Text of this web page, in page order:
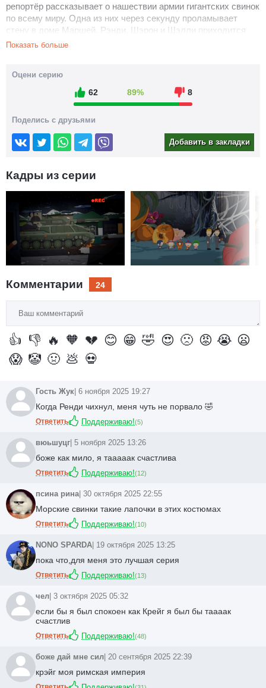
репортёр рассказывает о нашествии армии гигантских свинок
по всему миру. Одна из них через секунду проламывает
стену в доме Маршей. Рэнди, Шэрон и Шэлли приходится
бежать в поломанный автобус.
бродят где-то у подножия горы в Андах. Весь путь они
размышляют о недавних событиях и вскоре сходятся во
мнении, что идея о встрече в Перу была глупа и ошибочна.
Разговор прерывается поистине чудесным зрелищем — все
вместе натыкаются на гигантское поле, на котором растут
фрукты небывалой величины и стоят соты размером с
двухэтажные дома. Ошалев от увиденного, они не замечают
остаются одни посреди смертельно опасного места.
Выживет ли семья Маршей? Смогут ли дети вернуться в
Саус Парк? Кто победит армию исполинских морских
свинок? Узнаем, досмотрев самую судьбоносную серию 12
сезона до конца.
Показать больше
Оцени серию
62 89% 8
Поделись с друзьями
Добавить в закладки
Кадры из серии
Комментарии 24
комментарий
👍 👎 🔥 🧡 💔 😊 😁 🤣 😍 🙁 😡 😭 😦
😱 🤡 🤢 💩 💀
Гость Жук | 6 ноября 2025 19:27
Когда Ренди чихнул, меня чуть не порвало 🤣
Ответить Поддерживаю!(5)
вюьшуцг | 5 ноября 2025 13:26
боже как мило, я тааааак счастлива
Ответить Поддерживаю!(12)
псина рина | 30 октября 2025 22:55
Морские свинки такие лапочки в этих костюмах
Ответить Поддерживаю!(10)
NONO SPARDA | 19 октября 2025 13:25
пока что,для меня это лучшая серия
Ответить Поддерживаю!(13)
чел | 3 октября 2025 05:32
если бы я был спокоен как Крейг я был бы таааак
счастлив
Ответить Поддерживаю!(48)
боже дай мне сил | 20 сентября 2025 22:39
крэйг моя римская империя